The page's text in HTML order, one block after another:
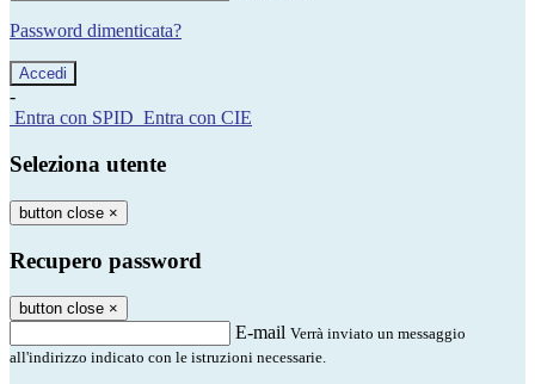
Password dimenticata?
-
Entra con SPID Entra con CIE
Seleziona utente
button close ×
Recupero password
button close ×
E-mail Verrà inviato un messaggio
all'indirizzo indicato con le istruzioni necessarie.